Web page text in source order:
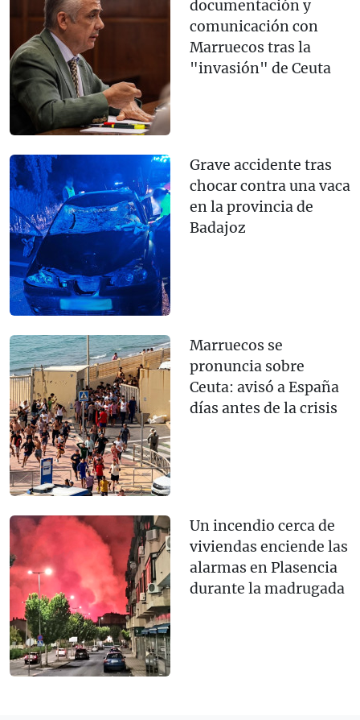
documentación y
comunicación con
Marruecos tras la
"invasión" de Ceuta
Grave accidente tras
chocar contra una vaca
en la provincia de
Badajoz
Marruecos se
pronuncia sobre
Ceuta: avisó a España
días antes de la crisis
Un incendio cerca de
viviendas enciende las
alarmas en Plasencia
durante la madrugada